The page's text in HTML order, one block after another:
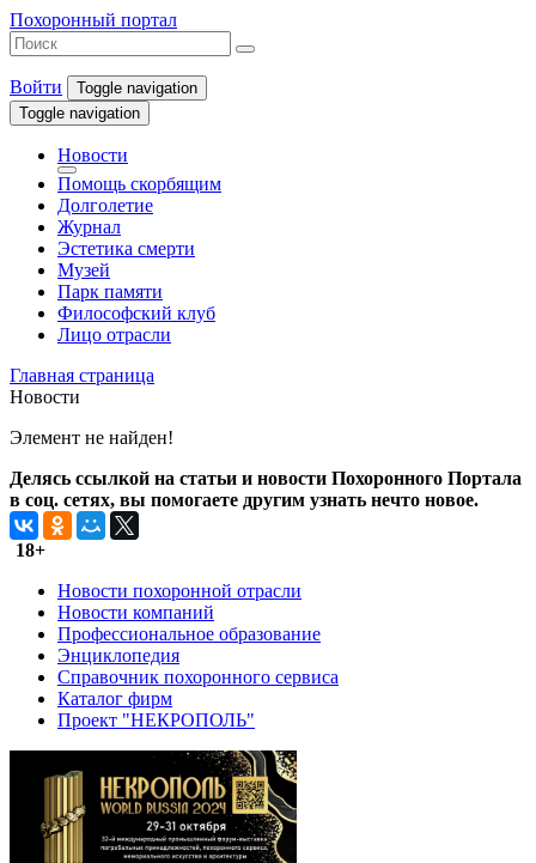
Похоронный портал
Войти
Toggle navigation
Toggle navigation
Новости
Помощь скорбящим
Долголетие
Журнал
Эстетика смерти
Музей
Парк памяти
Философский клуб
Лицо отрасли
Главная страница
Новости
Элемент не найден!
Делясь ссылкой на статьи и новости Похоронного Портала
в соц. сетях, вы помогаете другим узнать нечто новое.
18+
Новости похоронной отрасли
Новости компаний
Профессиональное образование
Энциклопедия
Справочник похоронного сервиса
Каталог фирм
Проект "НЕКРОПОЛЬ"